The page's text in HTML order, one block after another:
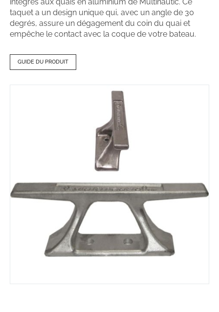
taquet a un design unique qui, avec un angle de 30
degrés, assure un dégagement du coin du quai et
empêche le contact avec la coque de votre bateau.
GUIDE DU PRODUIT